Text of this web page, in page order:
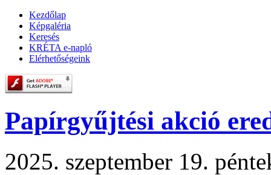
Kezdőlap
Képgaléria
Keresés
KRÉTA e-napló
Elérhetőségeink
Papírgyűjtési akció
2025. szeptember 19.